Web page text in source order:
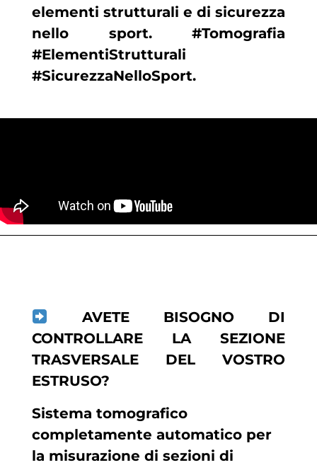
elementi strutturali e di sicurezza
nello sport. #Tomografia
#ElementiStrutturali
#SicurezzaNelloSport.
AVETE BISOGNO DI
CONTROLLARE LA SEZIONE
TRASVERSALE DEL VOSTRO
ESTRUSO?
Sistema tomografico
completamente automatico per
la misurazione di sezioni di